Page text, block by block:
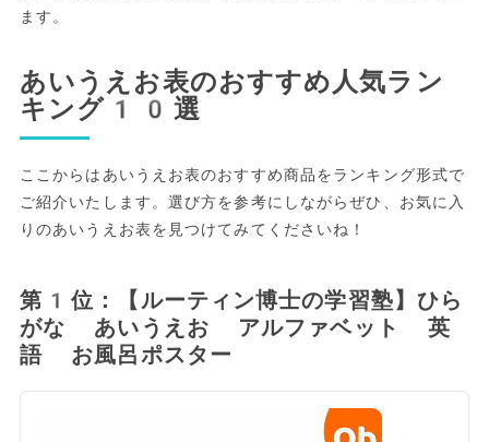
ます。
あいうえお表のおすすめ人気ラン
キング10選
ここからはあいうえお表のおすすめ商品をランキング形式で
ご紹介いたします。選び方を参考にしながらぜひ、お気に入
りのあいうえお表を見つけてみてくださいね！
第1位：【ルーティン博士の学習塾】ひら
がな あいうえお アルファベット 英
語 お風呂ポスター